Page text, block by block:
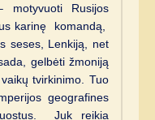
Rusijos
karinę komandą,
seses, Lenkiją, net
gelbėti žmoniją
tvirkinimo. Tuo
geografines
Juk reikia